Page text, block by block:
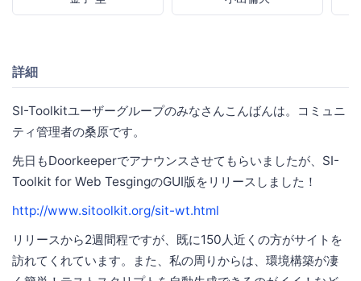
詳細
SI-Toolkitユーザーグループのみなさんこんばんは。コミュニ
ティ管理者の桑原です。
先日もDoorkeeperでアナウンスさせてもらいましたが、SI-
Toolkit for Web TesgingのGUI版をリリースしました！
http://www.sitoolkit.org/sit-wt.html
リリースから2週間程ですが、既に150人近くの方がサイトを
訪れてくれています。また、私の周りからは、環境構築が凄